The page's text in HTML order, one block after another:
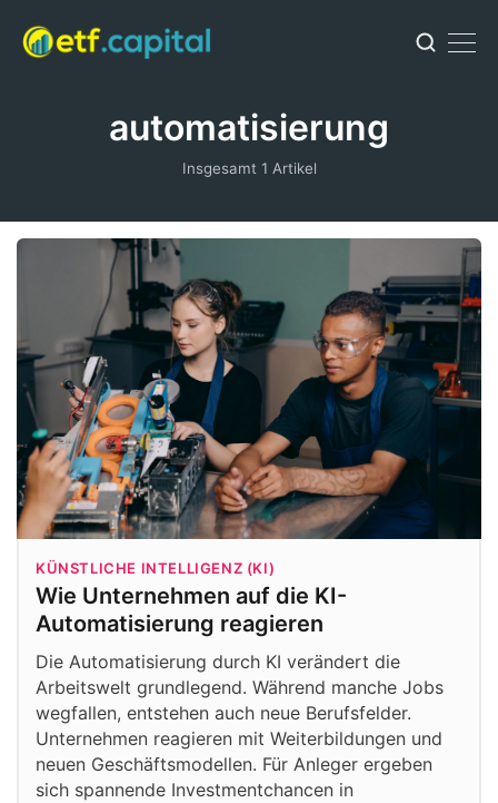
automatisierung
Insgesamt 1 Artikel
KÜNSTLICHE INTELLIGENZ (KI)
Wie Unternehmen auf die KI-
Automatisierung reagieren
Die Automatisierung durch KI verändert die
Arbeitswelt grundlegend. Während manche Jobs
wegfallen, entstehen auch neue Berufsfelder.
Unternehmen reagieren mit Weiterbildungen und
neuen Geschäftsmodellen. Für Anleger ergeben
sich spannende Investmentchancen in